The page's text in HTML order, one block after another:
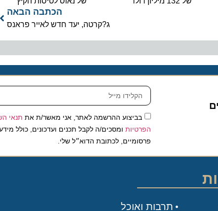
הכתבה הבאה
ג?קרטה, יעד חדש לאייר פראנס
בביצוע ההרשמה לאתר, אני מאשר/ת אתתנאי
הפרטיותומסכים/ה לקבל תכנים ועדכונים, כולל מידע על
פרסומיים, לכתובת הדוא״ל שלי.
תרבות ואוכל